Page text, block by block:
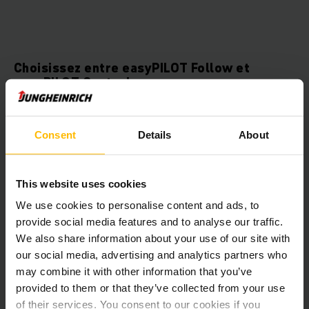
Consent Details About
This website uses cookies
We use cookies to personalise content and ads, to
provide social media features and to analyse our traffic.
We also share information about your use of our site with
our social media, advertising and analytics partners who
may combine it with other information that you’ve
provided to them or that they’ve collected from your use
of their services. You consent to our cookies if you
Choisissez entre easyPILOT Follow et
easyPILOT Control.
Avec easyPILOT Follow, le préparateur de commandes vous
suit partout pour une préparation de commandes encore plus
efficace. easyPILOT Control vous offre à son tour une série
d'options de télécommande innovantes pour votre
processus et améliorent votre vitesse de préparation de
commandes par heure de pas moins de 30%.
easyPILOT Follow
easyPILOT Control